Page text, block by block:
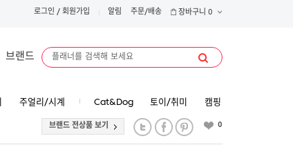
로그인 / 회원가입 알림 주문/배송 장바구니 0
브랜드
주얼리/시계 Cat&Dog 토이/취미 캠핑
브랜드 전상품 보기 0